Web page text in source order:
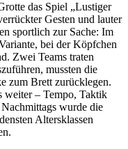
das Spiel „Lustiger
Gesten und lauter
sportlich zur Sache: Im
bei der Köpfchen
Zwei Teams traten
mussten die
zum Brett zurücklegen.
weiter – Tempo, Taktik
wurde die
Altersklassen